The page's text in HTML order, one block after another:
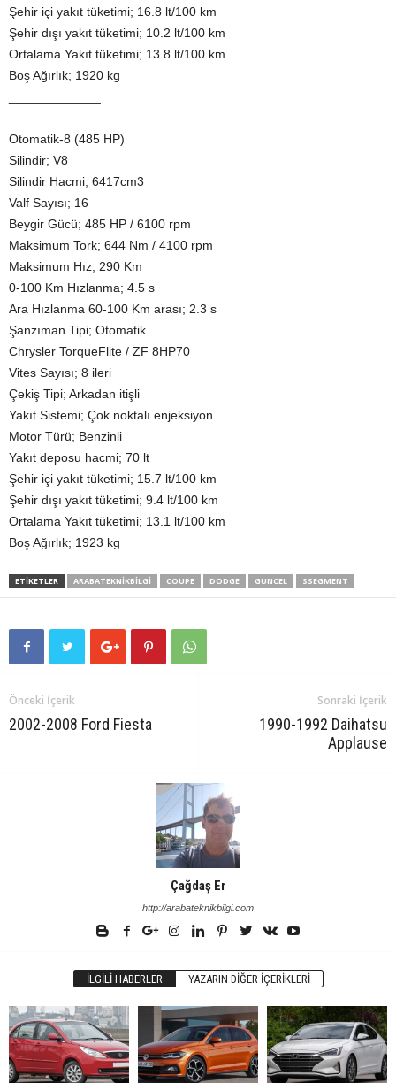
Şehir içi yakıt tüketimi; 16.8 lt/100 km
Şehir dışı yakıt tüketimi; 10.2 lt/100 km
Ortalama Yakıt tüketimi; 13.8 lt/100 km
Boş Ağırlık; 1920 kg
Otomatik-8 (485 HP)
Silindir; V8
Silindir Hacmi; 6417cm3
Valf Sayısı; 16
Beygir Gücü; 485 HP / 6100 rpm
Maksimum Tork; 644 Nm / 4100 rpm
Maksimum Hız; 290 Km
0-100 Km Hızlanma; 4.5 s
Ara Hızlanma 60-100 Km arası; 2.3 s
Şanzıman Tipi; Otomatik
Chrysler TorqueFlite / ZF 8HP70
Vites Sayısı; 8 ileri
Çekiş Tipi; Arkadan itişli
Yakıt Sistemi; Çok noktalı enjeksiyon
Motor Türü; Benzinli
Yakıt deposu hacmi; 70 lt
Şehir içi yakıt tüketimi; 15.7 lt/100 km
Şehir dışı yakıt tüketimi; 9.4 lt/100 km
Ortalama Yakıt tüketimi; 13.1 lt/100 km
Boş Ağırlık; 1923 kg
ETIKETLER ARABATEKNIKBILGI COUPE DODGE GUNCEL SSEGMENT
Önceki İçerik
2002-2008 Ford Fiesta
Sonraki İçerik
1990-1992 Daihatsu
Applause
Çağdaş Er
http://arabateknikbilgi.com
İLGILI HABERLER YAZARIN DIĞER İÇERIKLERI